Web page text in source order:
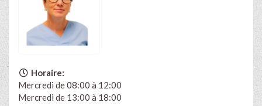
Horaire:
Mercredi de 08:00 à 12:00
Mercredi de 13:00 à 18:00